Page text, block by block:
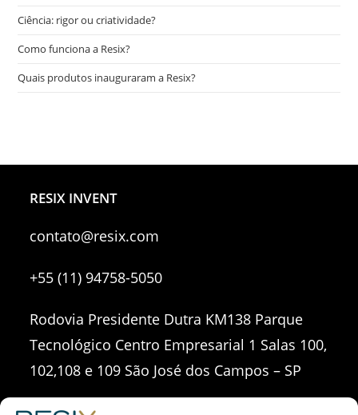
Ciência: rigor ou criatividade?
Como funciona a Resix?
Quais produtos inauguraram a Resix?
RESIX INVENT
contato@resix.com
+55 (11) 94758-5050
Rodovia Presidente Dutra KM138 Parque
Tecnológico Centro Empresarial 1 Salas 100,
102,108 e 109 São José dos Campos – SP